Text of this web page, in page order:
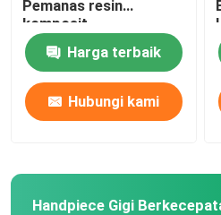
Pemanas resin
komposit
Harga terbaik
Hubungi kami
Handpiece Gigi